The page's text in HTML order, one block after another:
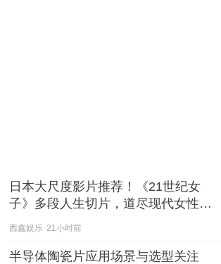
日本大尺度影片推荐！《21世纪女
子》多段人生切片，道尽现代女性的
西鑫娱乐 21小时前
半导体陶瓷片应用场景与选型关注